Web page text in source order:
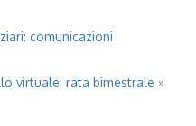
comunicazioni
virtuale: rata bimestrale »